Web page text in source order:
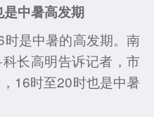
中暑高发期
是中暑的高发期。南
长高明告诉记者，市
16时至20时也是中暑